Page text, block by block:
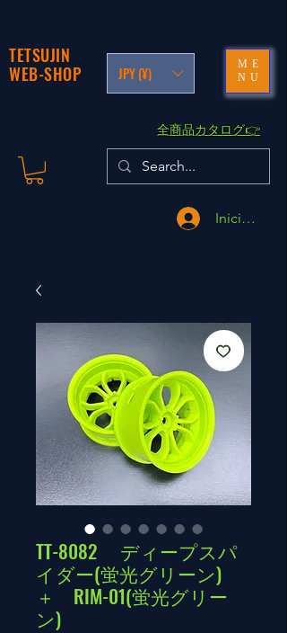
TETSUJIN
WEB-SHOP
JPY (¥)
ME
NU
​全商品カタログ👉
Iniciar
TT-8082 ディープスパ
イダー(蛍光グリーン)
＋ RIM-01(蛍光グリー
ン)​​​​​​​